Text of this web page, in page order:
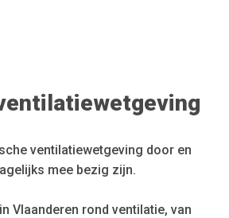
ventilatiewetgeving door en
mee bezig zijn.
Vlaanderen rond ventilatie, van